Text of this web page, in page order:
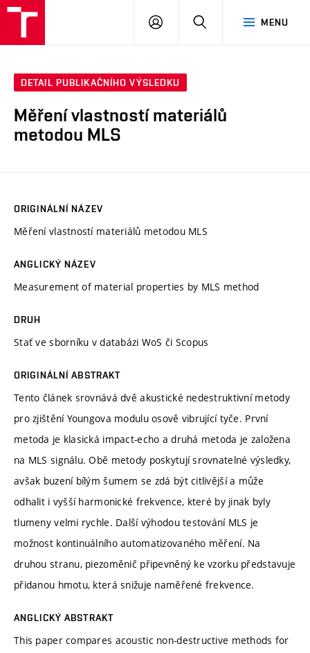
MENU
PŘIHLÁSIT
DETAIL PUBLIKAČNÍHO VÝSLEDKU
Měření vlastností materiálů
metodou MLS
ORIGINÁLNÍ NÁZEV
Měření vlastností materiálů metodou MLS
ANGLICKÝ NÁZEV
Measurement of material properties by MLS method
DRUH
Stať ve sborníku v databázi WoS či Scopus
ORIGINÁLNÍ ABSTRAKT
Tento článek srovnává dvě akustické nedestruktivní metody
pro zjištění Youngova modulu osově vibrující tyče. První
metoda je klasická impact-echo a druhá metoda je založena
na MLS signálu. Obě metody poskytují srovnatelné výsledky,
avšak buzení bílým šumem se zdá být citlivější a může
odhalit i vyšší harmonické frekvence, které by jinak byly
tlumeny velmi rychle. Další výhodou testování MLS je
možnost kontinuálního automatizovaného měření. Na
druhou stranu, piezoměnič připevněný ke vzorku představuje
přidanou hmotu, která snižuje naměřené frekvence.
ANGLICKÝ ABSTRAKT
This paper compares acoustic non-destructive methods for